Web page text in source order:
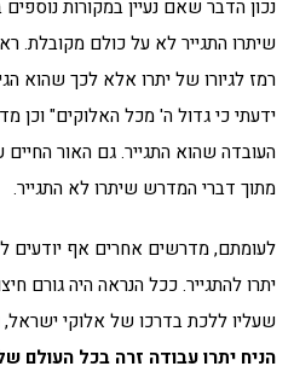
נכון הדבר שאם נעיין במקורות
שיתרו התגייר לא על כולם מקובלת.
רמז לגיורו של יתרו אלא לכך שהוא
ידעתי כי גדול ה' מכל האלוקים" וכן
העובדה שהוא התגייר. גם האור
מתוך דברי המדרש שיתרו לא התגייר.
לעומתם, מדרשים אחרים אף יודעים
יתרו להתגייר. ככל הנראה היה גורם
שעליו ללכת בדרכו של אלוקי ישראל,
הניח יתרו עבודה זרה בכל העולם